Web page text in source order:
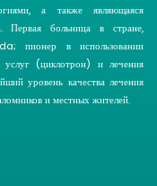
а также являющаяся
Первая больница в стране,
пионер в использовании
услуг (циклотрон) и лечения
уровень качества лечения
и местных жителей.